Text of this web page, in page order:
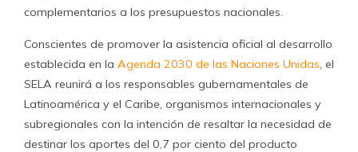
complementarios a los presupuestos nacionales.
Conscientes de promover la asistencia oficial al desarrollo
establecida en la Agenda 2030 de las Naciones Unidas, el
SELA reunirá a los responsables gubernamentales de
Latinoamérica y el Caribe, organismos internacionales y
subregionales con la intención de resaltar la necesidad de
destinar los aportes del 0,7 por ciento del producto